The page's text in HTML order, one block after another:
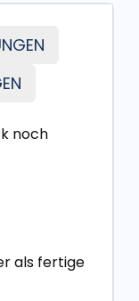
noch
als fertige